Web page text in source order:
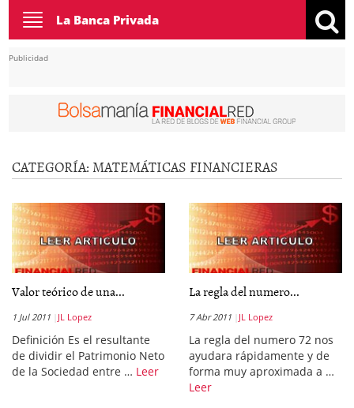
Toggle
navigation
La Banca Privada
Publicidad
CATEGORÍA: MATEMÁTICAS FINANCIERAS
Valor teórico de una...
1 Jul 2011 JL Lopez
Definición Es el resultante
de dividir el Patrimonio Neto
de la Sociedad entre … Leer
La regla del numero...
7 Abr 2011 JL Lopez
La regla del numero 72 nos
ayudara rápidamente y de
forma muy aproximada a …
Leer